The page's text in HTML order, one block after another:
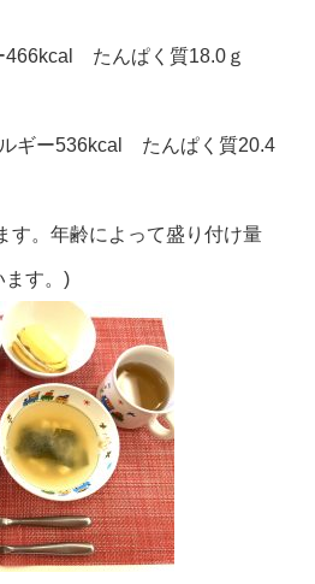
466kcal たんぱく質18.0ｇ
ルギー536kcal たんぱく質20.4
す。年齢によって盛り付け量
ます。)